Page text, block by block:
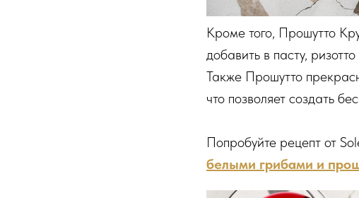
Кроме того, Прошутто
добавить в пасту,
Также Прошутто
что позволяет создать
Попробуйте рецепт от
белыми грибами и